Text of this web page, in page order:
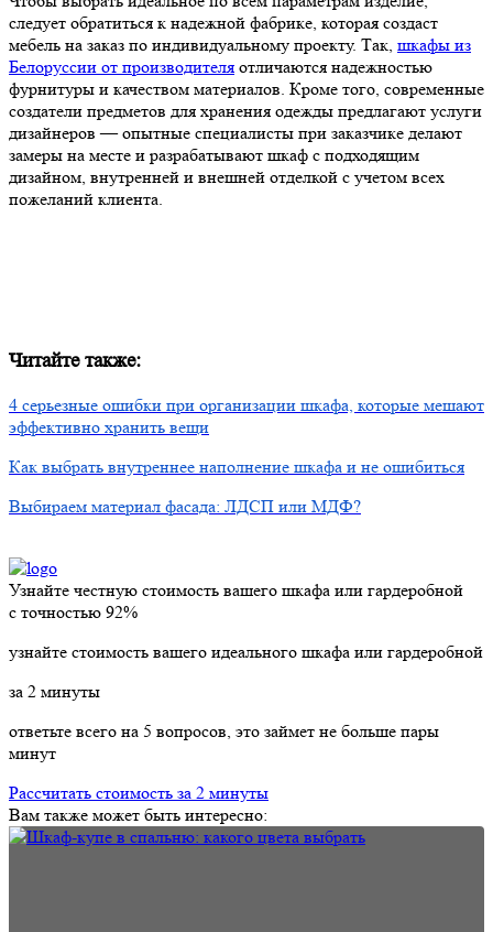
следует обратиться к надежной фабрике, которая создаст
мебель на заказ по индивидуальному проекту. Так, шкафы из
Белоруссии от производителя отличаются надежностью
фурнитуры и качеством материалов. Кроме того, современные
создатели предметов для хранения одежды предлагают услуги
дизайнеров — опытные специалисты при заказчике делают
замеры на месте и разрабатывают шкаф с подходящим
дизайном, внутренней и внешней отделкой с учетом всех
пожеланий клиента.
Читайте также:
4 серьезные ошибки при организации шкафа, которые мешают
эффективно хранить вещи
Как выбрать внутреннее наполнение шкафа и не ошибиться
Выбираем материал фасада: ЛДСП или МДФ?
Узнайте честную стоимость вашего шкафа или гардеробной
с точностью 92%
узнайте стоимость вашего идеального шкафа или гардеробной
за 2 минуты
ответьте всего на 5 вопросов, это займет не больше пары
минут
Рассчитать стоимость за 2 минуты
Вам также может быть интересно: